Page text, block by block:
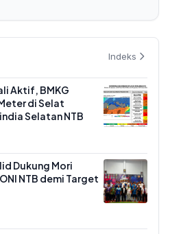
Indeks
Aktif, BMKG
di Selat
Selatan NTB
Dukung Mori
NTB demi Target